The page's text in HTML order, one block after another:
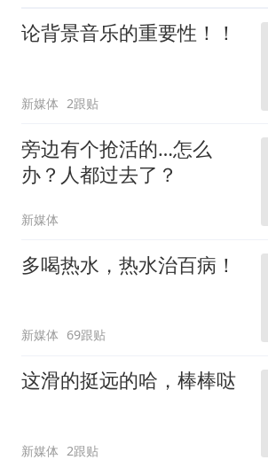
论背景音乐的重要性！！
新媒体 2跟贴
旁边有个抢活的…怎么
办？人都过去了？
新媒体
多喝热水，热水治百病！
新媒体 69跟贴
这滑的挺远的哈，棒棒哒
新媒体 2跟贴